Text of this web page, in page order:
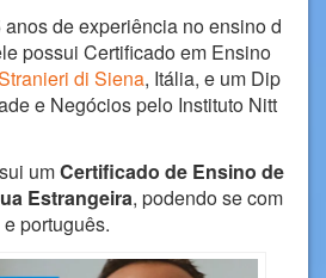
de experiência no ensino d
possui Certificado em Ensino
di Siena, Itália, e um Dip
e Negócios pelo Instituto Nitt
umCertificado de Ensino de
Estrangeira, podendo se com
português.